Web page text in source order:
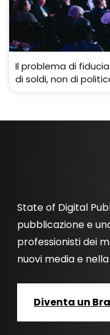
Il problema di
di soldi, non di
State of Digital
pubblicazione e
professionisti dei
nuovi media e
Diventa un